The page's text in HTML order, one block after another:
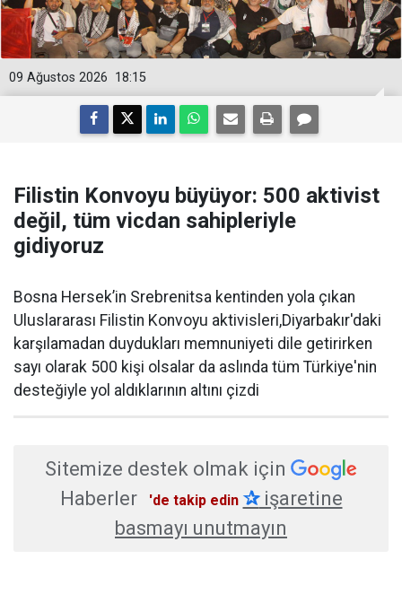
18:15
09 Ağustos 2026
Filistin Konvoyu büyüyor: 500 aktivist
değil, tüm vicdan sahipleriyle
gidiyoruz
Bosna Hersek’in Srebrenitsa kentinden yola çıkan
Uluslararası Filistin Konvoyu aktivisleri,Diyarbakır'daki
karşılamadan duydukları memnuniyeti dile getirirken
sayı olarak 500 kişi olsalar da aslında tüm Türkiye'nin
desteğiyle yol aldıklarının altını çizdi
Sitemize destek olmak için
Haberler
'de takip edin ✰işaretine
basmayı unutmayın